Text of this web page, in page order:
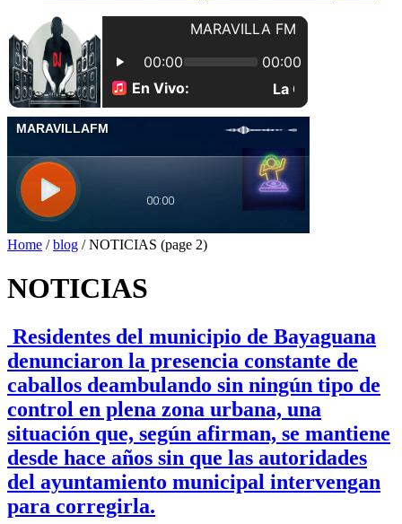
Home / blog / NOTICIAS (page 2)
NOTICIAS
Residentes del municipio de Bayaguana
denunciaron la presencia constante de
caballos deambulando sin ningún tipo de
control en plena zona urbana, una
situación que, según afirman, se mantiene
desde hace años sin que las autoridades
del ayuntamiento municipal intervengan
para corregirla.